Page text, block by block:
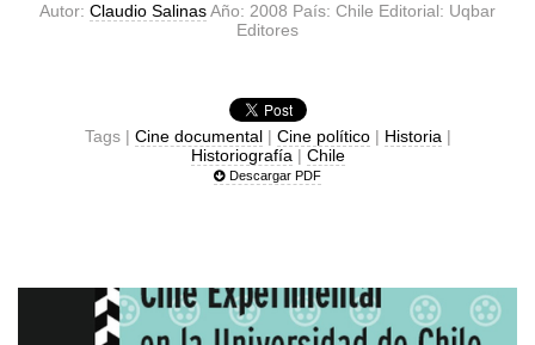
Autor: Claudio SalinasAño: 2008 País: Chile Editorial: Uqbar
Editores
Tags | Cine documental| Cine político| Historia |
Historiografía | Chile
Descargar PDF